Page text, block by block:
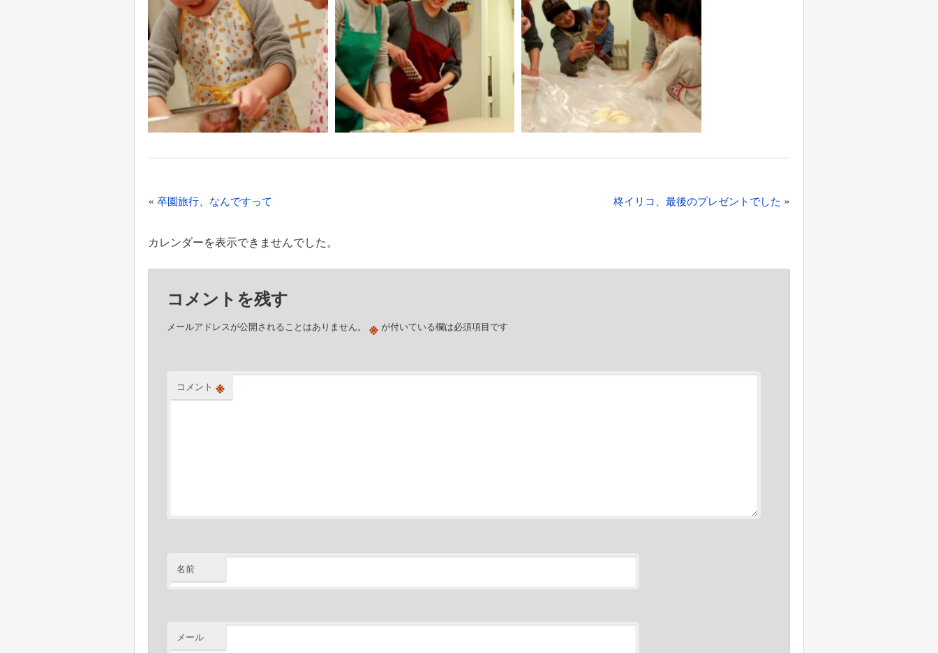
投
ナ
柊イリコ、最後のプレゼントでした »
«卒園旅行、なんですって
カレンダーを表示できませんでした。
コメントを残す
メールアドレスが公開されることはありません。 ※ が付いている欄は必須項目です
コメント ※
名前
メール